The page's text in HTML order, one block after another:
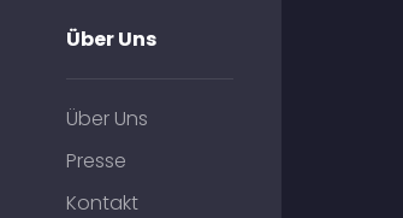
Über Uns
Über Uns
Presse
Kontakt